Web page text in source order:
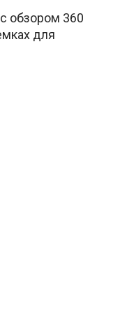
обзором 360
для